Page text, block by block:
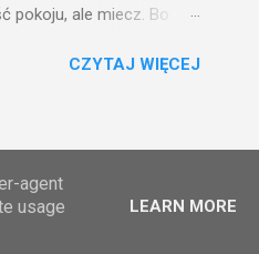
pokoju, ale miecz. Bo
Mnie godzien. I kto kocha
Mnie posłał. Kto
jako
CZYTAJ WIĘCEJ
agent
usage
LEARN MORE